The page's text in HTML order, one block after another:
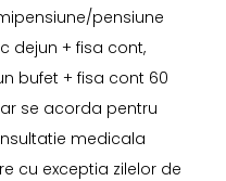
pensiune
dejun + fisa cont,
bufet + fisa cont 60
se acorda pentru
medicala
cu exceptia zilelor de